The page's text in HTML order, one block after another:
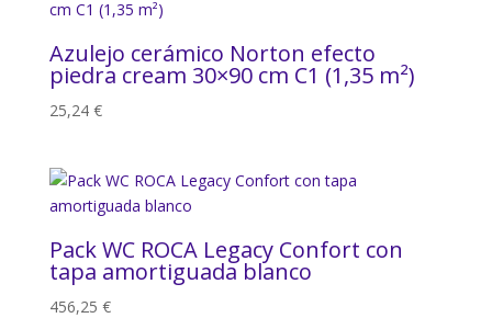
Azulejo cerámico Norton efecto
piedra cream 30×90 cm C1 (1,35 m²)
25,24 €
Pack WC ROCA Legacy Confort con
tapa amortiguada blanco
456,25 €